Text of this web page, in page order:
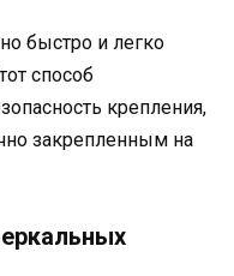
быстро и легко
способ
крепления,
закрепленным на